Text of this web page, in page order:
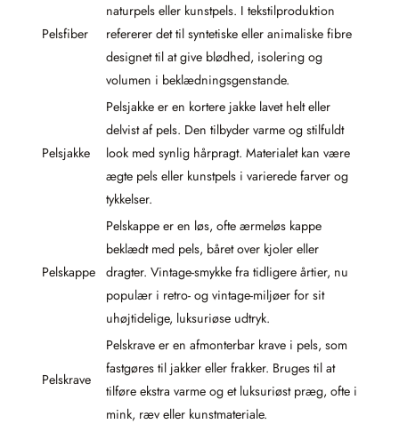
Pelsfiber
naturpels eller kunstpels. I tekstilproduktion
refererer det til syntetiske eller animaliske fibre
designet til at give blødhed, isolering og
volumen i beklædningsgenstande.
Pelsjakke
Pelsjakke er en kortere jakke lavet helt eller
delvist af pels. Den tilbyder varme og stilfuldt
look med synlig hårpragt. Materialet kan være
ægte pels eller kunstpels i varierede farver og
tykkelser.
Pelskappe
Pelskappe er en løs, ofte ærmeløs kappe
beklædt med pels, båret over kjoler eller
dragter. Vintage-smykke fra tidligere årtier, nu
populær i retro- og vintage-miljøer for sit
uhøjtidelige, luksuriøse udtryk.
Pelskrave
Pelskrave er en afmonterbar krave i pels, som
fastgøres til jakker eller frakker. Bruges til at
tilføre ekstra varme og et luksuriøst præg, ofte i
mink, ræv eller kunstmateriale.